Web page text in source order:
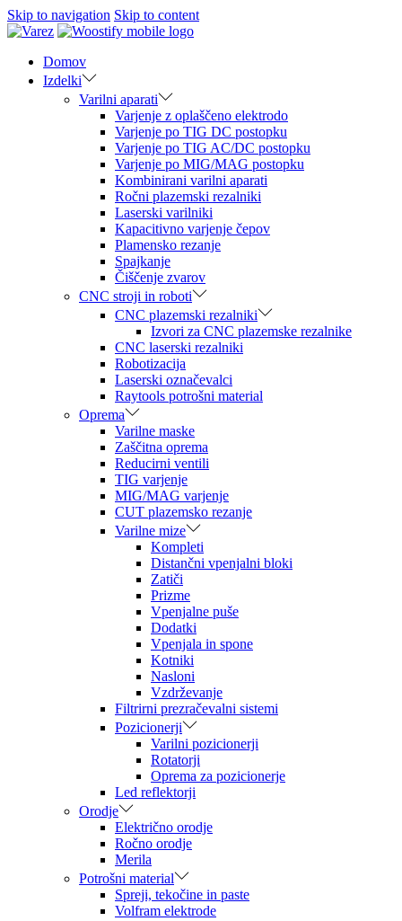
Skip to navigation Skip to content
Domov
Izdelki
Varilni aparati
Varjenje z oplaščeno elektrodo
Varjenje po TIG DC postopku
Varjenje po TIG AC/DC postopku
Varjenje po MIG/MAG postopku
Kombinirani varilni aparati
Ročni plazemski rezalniki
Laserski varilniki
Kapacitivno varjenje čepov
Plamensko rezanje
Spajkanje
Čiščenje zvarov
CNC stroji in roboti
CNC plazemski rezalniki
Izvori za CNC plazemske rezalnike
CNC laserski rezalniki
Robotizacija
Laserski označevalci
Raytools potrošni material
Oprema
Varilne maske
Zaščitna oprema
Reducirni ventili
TIG varjenje
MIG/MAG varjenje
CUT plazemsko rezanje
Varilne mize
Kompleti
Distančni vpenjalni bloki
Zatiči
Prizme
Vpenjalne puše
Dodatki
Vpenjala in spone
Kotniki
Nasloni
Vzdrževanje
Filtrirni prezračevalni sistemi
Pozicionerji
Varilni pozicionerji
Rotatorji
Oprema za pozicionerje
Led reflektorji
Orodje
Električno orodje
Ročno orodje
Merila
Potrošni material
Spreji, tekočine in paste
Volfram elektrode